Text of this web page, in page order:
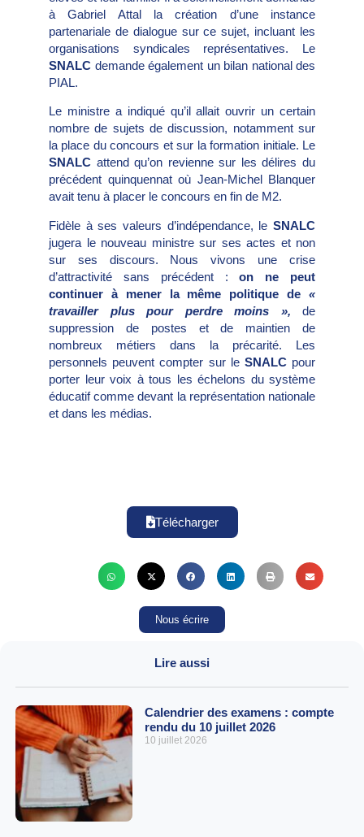
à Gabriel Attal la création d’une instance
partenariale de dialogue sur ce sujet, incluant les
organisations syndicales représentatives. Le
SNALC demande également un bilan national des
PIAL.
Le ministre a indiqué qu’il allait ouvrir un certain
nombre de sujets de discussion, notamment sur
la place du concours et sur la formation initiale. Le
SNALC attend qu’on revienne sur les délires du
précédent quinquennat où Jean-Michel Blanquer
avait tenu à placer le concours en fin de M2.
Fidèle à ses valeurs d’indépendance, le SNALC
jugera le nouveau ministre sur ses actes et non
sur ses discours. Nous vivons une crise
d’attractivité sans précédent :on ne peut
continuer à mener la même politique de «
travailler plus pour perdre moins »,
de
suppression de postes et de maintien de
nombreux métiers dans la précarité. Les
personnels peuvent compter sur le SNALCpour
porter leur voix à tous les échelons du système
éducatif comme devant la représentation nationale
et dans les médias.
Télécharger
Nous écrire
Lire aussi
Calendrier des examens : compte
rendu du 10 juillet 2026
10 juillet 2026